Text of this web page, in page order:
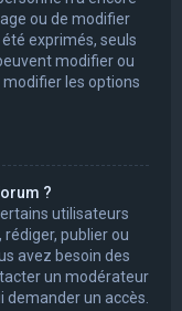
ou de modifier
exprimés, seuls
modifier ou
les options
?
utilisateurs
rédiger, publier ou
avez besoin des
un modérateur
demander un accès.